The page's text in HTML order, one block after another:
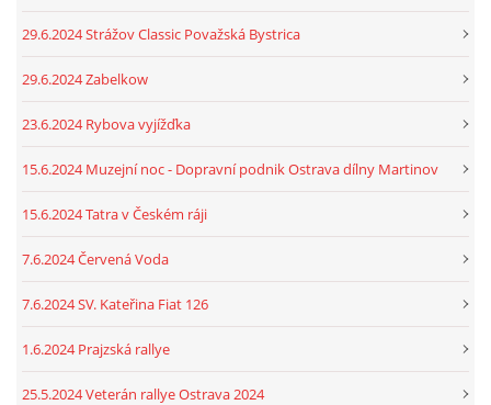
29.6.2024 Strážov Classic Považská Bystrica
29.6.2024 Zabelkow
23.6.2024 Rybova vyjížďka
15.6.2024 Muzejní noc - Dopravní podnik Ostrava dílny Martinov
15.6.2024 Tatra v Českém ráji
7.6.2024 Červená Voda
7.6.2024 SV. Kateřina Fiat 126
1.6.2024 Prajzská rallye
25.5.2024 Veterán rallye Ostrava 2024